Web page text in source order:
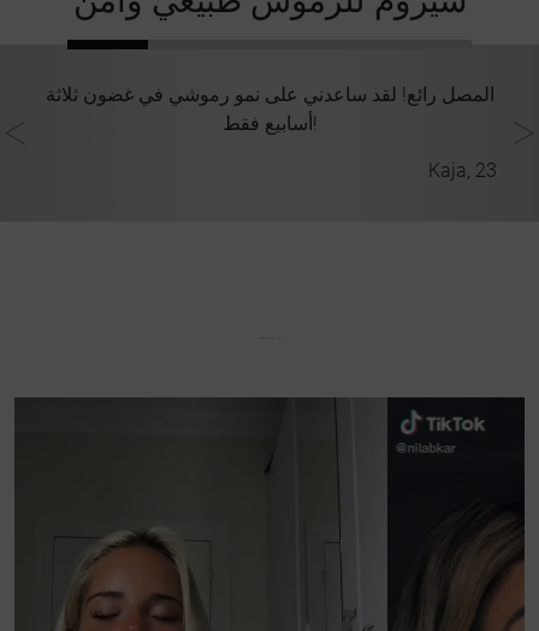
المصل رائع! لقد ساعدني على نمو رموشي في غضون ثلاثة
أسابيع فقط!
Kaja, 23